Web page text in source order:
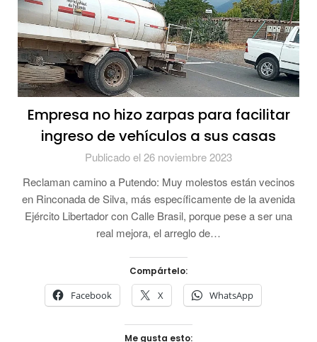
Empresa no hizo zarpas para facilitar
ingreso de vehículos a sus casas
Publicado el 26 noviembre 2023
Reclaman camino a Putendo: Muy molestos están vecinos
en Rinconada de Silva, más específicamente de la avenida
Ejército Libertador con Calle Brasil, porque pese a ser una
real mejora, el arreglo de…
Compártelo:
Facebook X WhatsApp
Me gusta esto: